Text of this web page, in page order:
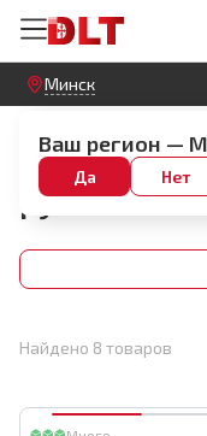
Круглосуточный!
Минск
Ваш регион —
Да Нет
Запчасти для
Запчасти
ручныхDLT
Найдено 8 товаров